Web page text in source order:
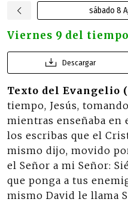
sábado 8
Viernes 9 del
Descargar
Texto del Evangelio (
tiempo, Jesús,
mientras enseñaba en
los escribas que el
mismo dijo, movido
el Señor a mi Señor:
que ponga a tus
mismo David le llama